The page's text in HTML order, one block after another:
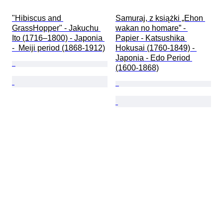
"Hibiscus and
GrassHopper" - Jakuchu
Ito (1716–1800) - Japonia
-  Meiji period (1868-1912)
Samuraj, z książki „Ehon
wakan no homare” -
Papier - Katsushika
Hokusai (1760-1849) -
Japonia - Edo Period
(1600-1868)